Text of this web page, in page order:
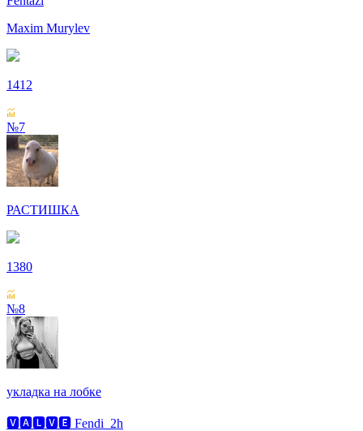
Maxim Murylev
1412
№7
РАСТИШКА
1380
№8
укладка на лобке
🆅🅰🅻🆅🅴 Fendi_2h